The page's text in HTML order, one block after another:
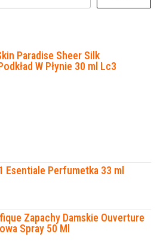
Paradise Sheer Silk
W Płynie 30 ml Lc3
Esentiale Perfumetka 33 ml
Zapachy Damskie Ouverture
Spray 50 Ml